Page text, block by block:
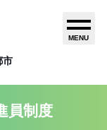
市
MENU
員制度